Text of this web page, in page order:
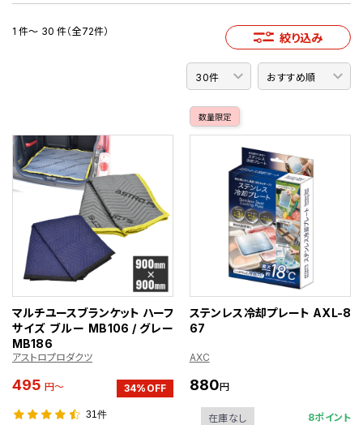
1 件～ 30 件（全72件） 絞り込み
マルチユースブランケット ハーフ
サイズ ブルー MB106 / グレー
MB186
アストロプロダクツ
495 円～ 34%OFF
31件
数量限定
ステンレス冷却プレート AXL-8
67
AXC
880円
在庫なし 8ポイント